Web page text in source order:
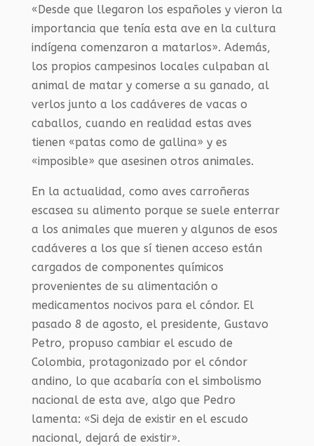
«Desde que llegaron los españoles y vieron la
importancia que tenía esta ave en la cultura
indígena comenzaron a matarlos». Además,
los propios campesinos locales culpaban al
animal de matar y comerse a su ganado, al
verlos junto a los cadáveres de vacas o
caballos, cuando en realidad estas aves
tienen «patas como de gallina» y es
«imposible» que asesinen otros animales.
En la actualidad, como aves carroñeras
escasea su alimento porque se suele enterrar
a los animales que mueren y algunos de esos
cadáveres a los que sí tienen acceso están
cargados de componentes químicos
provenientes de su alimentación o
medicamentos nocivos para el cóndor. El
pasado 8 de agosto, el presidente, Gustavo
Petro, propuso cambiar el escudo de
Colombia, protagonizado por el cóndor
andino, lo que acabaría con el simbolismo
nacional de esta ave, algo que Pedro
lamenta: «Si deja de existir en el escudo
nacional, dejará de existir».